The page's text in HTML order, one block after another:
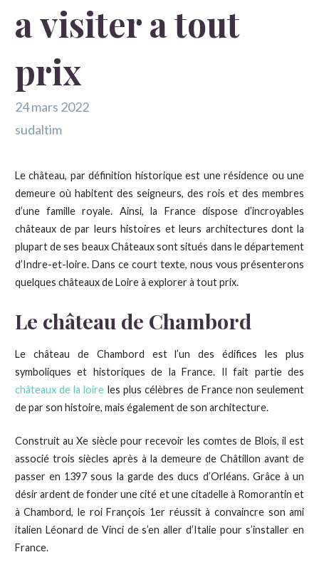
a visiter a tout
prix
24 mars 2022
sudaltim
Le château, par définition historique est une résidence ou une
demeure où habitent des seigneurs, des rois et des membres
d’une famille royale. Ainsi, la France dispose d’incroyables
châteaux de par leurs histoires et leurs architectures dont la
plupart de ses beaux Châteaux sont situés dans le département
d’Indre-et-loire. Dans ce court texte, nous vous présenterons
quelques châteaux de Loire à explorer à tout prix.
Le château de Chambord
Le château de Chambord est l’un des édifices les plus
symboliques et historiques de la France. Il fait partie des
châteaux de la loire les plus célèbres de France non seulement
de par son histoire, mais également de son architecture.
Construit au Xe siècle pour recevoir les comtes de Blois, il est
associé trois siècles après à la demeure de Châtillon avant de
passer en 1397 sous la garde des ducs d’Orléans. Grâce à un
désir ardent de fonder une cité et une citadelle à Romorantin et
à Chambord, le roi François 1er réussit à convaincre son ami
italien Léonard de Vinci de s’en aller d’Italie pour s’installer en
France.